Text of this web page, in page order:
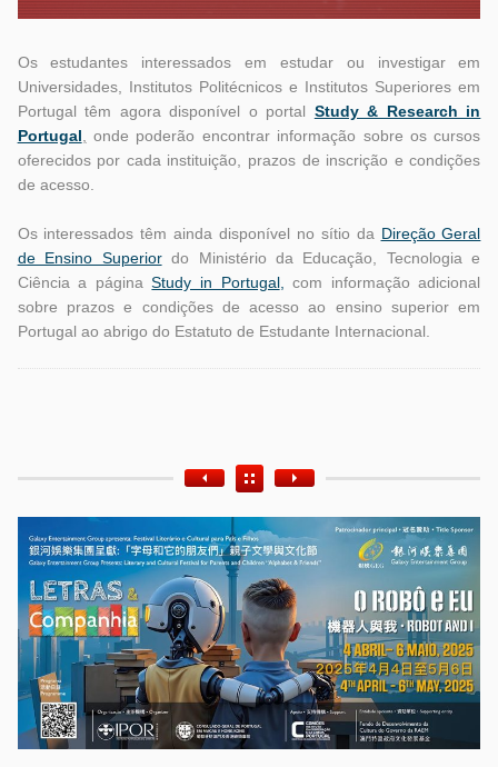
Os estudantes interessados em estudar ou investigar em
Universidades, Institutos Politécnicos e Institutos Superiores em
Portugal têm agora disponível o portal Study & Research in
Portugal, onde poderão encontrar informação sobre os cursos
oferecidos por cada instituição, prazos de inscrição e condições
de acesso.
Os interessados têm ainda disponível no sítio da Direção Geral
de Ensino Superiordo Ministério da Educação, Tecnologia e
Ciência a páginaStudy in Portugal, com informação adicional
sobre prazos e condições de acesso ao ensino superior em
Portugal ao abrigo do Estatuto de Estudante Internacional.